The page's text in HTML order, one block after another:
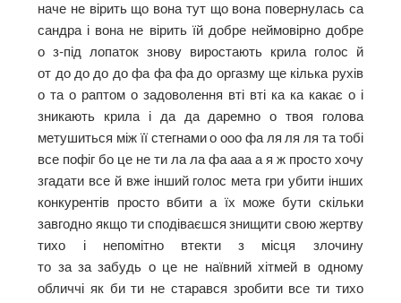
наче не вірить що вона тут що вона повернулась са
сандра і вона не вірить їй добре неймовірно добре
о з-під лопаток знову виростають крила голос й
от до до до до фа фа фа до оргазму ще кілька рухів
о та о раптом о задоволення вті вті ка ка какає о і
зникають крила і да да даремно о твоя голова
метушиться між її стегнами о ооо фа ля ля ля та тобі
все пофіг бо це не ти ла ла фа ааа а я ж просто хочу
згадати все й вже інший голос мета гри убити інших
конкурентів просто вбити а їх може бути скільки
завгодно якщо ти сподіваєшся знищити свою жертву
тихо і непомітно втекти з місця злочину
то за за забудь о це не наївний хітмей в одному
обличчі як би ти не старався зробити все ти тихо